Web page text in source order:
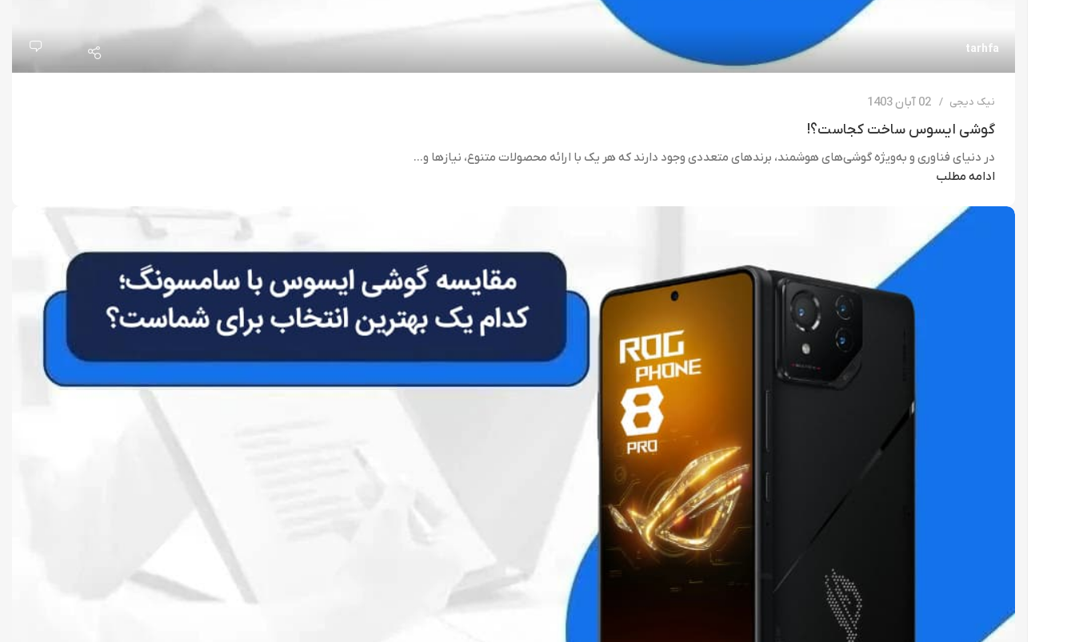
tarhfa
نیک دیجی 02 آبان 1403
گوشی ایسوس ساخت کجاست؟!
در دنیای فناوری و به‌ویژه گوشی‌های هوشمند، برندهای متعددی وجود دارند که هر یک با ارائه محصولات متنوع، نیازها و...
ادامه مطلب